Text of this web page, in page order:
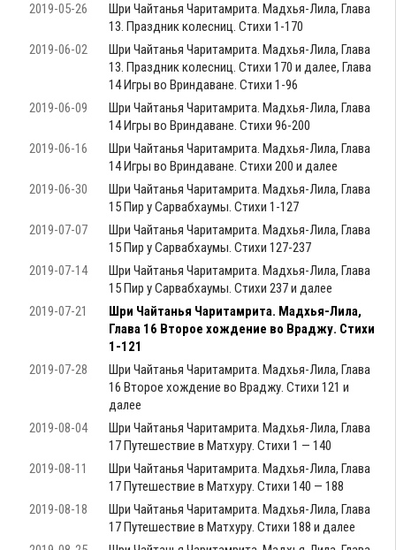
2019-05-26
Шри Чайтанья Чаритамрита. Мадхья-Лила, Глава
13. Праздник колесниц. Стихи 1-170
2019-06-02
Шри Чайтанья Чаритамрита. Мадхья-Лила, Глава
13. Праздник колесниц. Стихи 170 и далее, Глава
14 Игры во Вриндаване. Стихи 1-96
2019-06-09
Шри Чайтанья Чаритамрита. Мадхья-Лила, Глава
14 Игры во Вриндаване. Стихи 96-200
2019-06-16
Шри Чайтанья Чаритамрита. Мадхья-Лила, Глава
14 Игры во Вриндаване. Стихи 200 и далее
2019-06-30
Шри Чайтанья Чаритамрита. Мадхья-Лила, Глава
15 Пир у Сарвабхаумы. Стихи 1-127
2019-07-07
Шри Чайтанья Чаритамрита. Мадхья-Лила, Глава
15 Пир у Сарвабхаумы. Стихи 127-237
2019-07-14
Шри Чайтанья Чаритамрита. Мадхья-Лила, Глава
15 Пир у Сарвабхаумы. Стихи 237 и далее
2019-07-21
Шри Чайтанья Чаритамрита. Мадхья-Лила,
Глава 16 Второе хождение во Враджу. Стихи
1-121
2019-07-28
Шри Чайтанья Чаритамрита. Мадхья-Лила, Глава
16 Второе хождение во Враджу. Стихи 121 и
далее
2019-08-04
Шри Чайтанья Чаритамрита. Мадхья-Лила, Глава
17 Путешествие в Матхуру. Стихи 1 — 140
2019-08-11
Шри Чайтанья Чаритамрита. Мадхья-Лила, Глава
17 Путешествие в Матхуру. Стихи 140 — 188
2019-08-18
Шри Чайтанья Чаритамрита. Мадхья-Лила, Глава
17 Путешествие в Матхуру. Стихи 188 и далее